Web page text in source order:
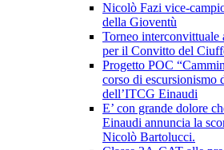
Nicolò Fazi vice-
della Gioventù
Torneo interconvittuale
per il Convitto del
Progetto POC
corso di escursionismo
dell’ITCG Einaudi
E’ con grande dolore
Einaudi annuncia la
Nicolò Bartolucci.